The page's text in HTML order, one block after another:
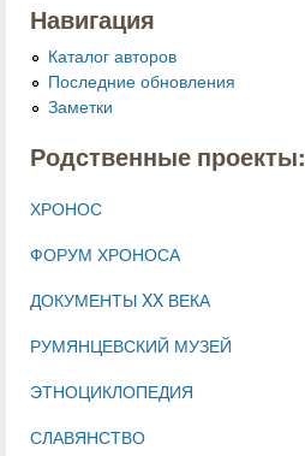
Навигация
Каталог авторов
Последние обновления
Заметки
Родственные проекты:
ХРОНОС
ФОРУМ ХРОНОСА
ДОКУМЕНТЫ XX ВЕКА
РУМЯНЦЕВСКИЙ МУЗЕЙ
ЭТНОЦИКЛОПЕДИЯ
СЛАВЯНСТВО